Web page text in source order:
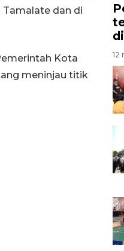
Tamalate dan di
Kota
meninjau titik
12